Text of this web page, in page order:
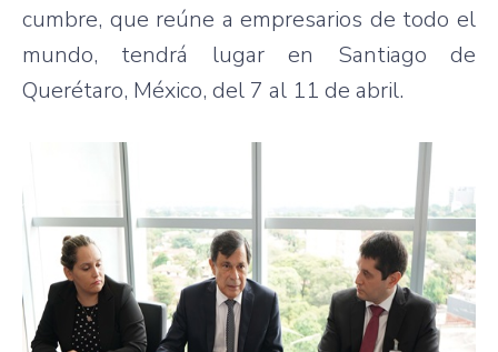
cumbre, que reúne a empresarios de todo el
mundo, tendrá lugar en Santiago de
Querétaro, México, del 7 al 11 de abril.